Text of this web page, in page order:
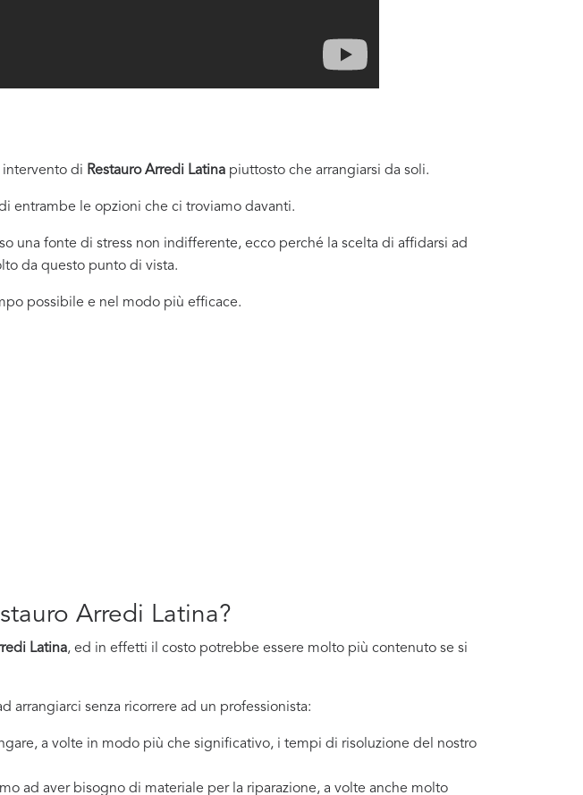
intervento di Restauro Arredi Latina piuttosto che arrangiarsi da soli.
entrambe le opzioni che ci troviamo davanti.
una fonte di stress non indifferente, ecco perché la scelta di affidarsi ad
da questo punto di vista.
possibile e nel modo più efficace.
Arredi Latina?
Latina, ed in effetti il costo potrebbe essere molto più contenuto se si
arrangiarci senza ricorrere ad un professionista:
a volte in modo più che significativo, i tempi di risoluzione del nostro
ad aver bisogno di materiale per la riparazione, a volte anche molto